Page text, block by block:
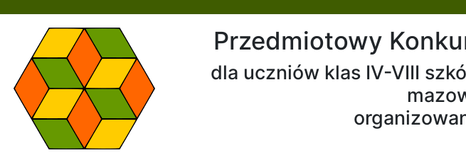
Przedmiotowy
dla uczniów klas IV-VIII